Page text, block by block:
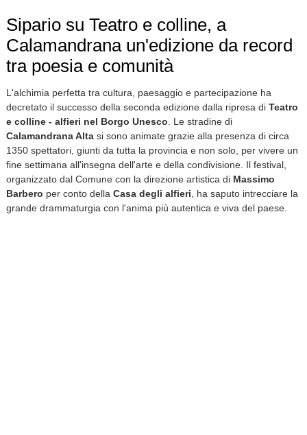
Sipario su Teatro e colline, a
Calamandrana un'edizione da record
tra poesia e comunità
L'alchimia perfetta tra cultura, paesaggio e partecipazione ha
decretato il successo della seconda edizione dalla ripresa di Teatro
e colline - alfieri nel Borgo Unesco . Le stradine di
Calamandrana Altasi sono animate grazie alla presenza di circa
1350 spettatori, giunti da tutta la provincia e non solo, per vivere un
fine settimana all'insegna dell'arte e della condivisione. Il festival,
organizzato dal Comune con la direzione artistica di Massimo
Barbero per conto della Casa degli alfieri , ha saputo intrecciare la
grande drammaturgia con l'anima più autentica e viva del paese.